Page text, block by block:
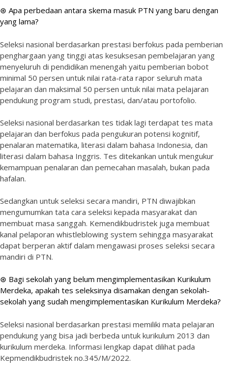
⊛ Apa perbedaan antara skema masuk PTN yang baru dengan
yang lama?
Seleksi nasional berdasarkan prestasi berfokus pada pemberian
penghargaan yang tinggi atas kesuksesan pembelajaran yang
menyeluruh di pendidikan menengah yaitu pemberian bobot
minimal 50 persen untuk nilai rata-rata rapor seluruh mata
pelajaran dan maksimal 50 persen untuk nilai mata pelajaran
pendukung program studi, prestasi, dan/atau portofolio.
Seleksi nasional berdasarkan tes tidak lagi terdapat tes mata
pelajaran dan berfokus pada pengukuran potensi kognitif,
penalaran matematika, literasi dalam bahasa Indonesia, dan
literasi dalam bahasa Inggris. Tes ditekankan untuk mengukur
kemampuan penalaran dan pemecahan masalah, bukan pada
hafalan.
Sedangkan untuk seleksi secara mandiri, PTN diwajibkan
mengumumkan tata cara seleksi kepada masyarakat dan
membuat masa sanggah. Kemendikbudristek juga membuat
kanal pelaporan whistleblowing system sehingga masyarakat
dapat berperan aktif dalam mengawasi proses seleksi secara
mandiri di PTN.
⊛ Bagi sekolah yang belum mengimplementasikan Kurikulum
Merdeka, apakah tes seleksinya disamakan dengan sekolah-
sekolah yang sudah mengimplementasikan Kurikulum Merdeka?
Seleksi nasional berdasarkan prestasi memiliki mata pelajaran
pendukung yang bisa jadi berbeda untuk kurikulum 2013 dan
kurikulum merdeka. Informasi lengkap dapat dilihat pada
Kepmendikbudristek no.345/M/2022.